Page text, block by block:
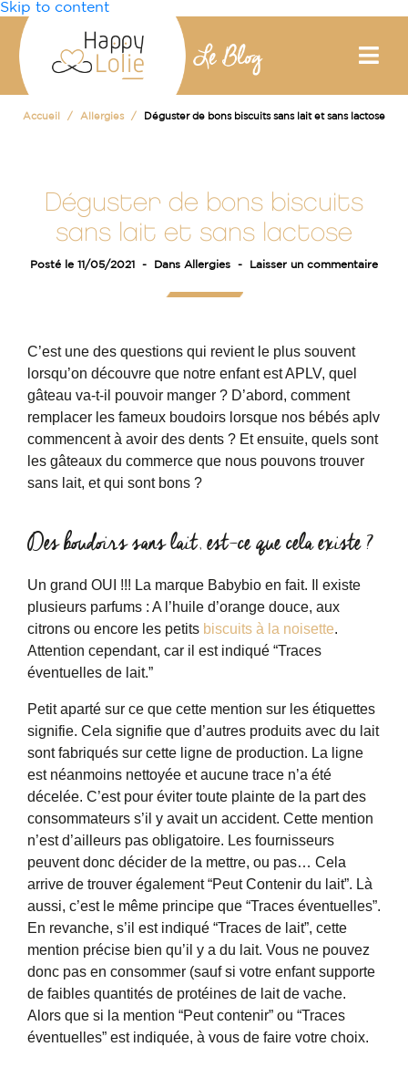
Skip to content
Accueil Allergies Déguster de bons biscuits sans lait et sans lactose
Déguster de bons biscuits
sans lait et sans lactose
Posté le 11/05/2021 Dans Allergies Laisser un commentaire
C’est une des questions qui revient le plus souvent
lorsqu’on découvre que notre enfant est APLV, quel
gâteau va-t-il pouvoir manger ? D’abord, comment
remplacer les fameux boudoirs lorsque nos bébés aplv
commencent à avoir des dents ? Et ensuite, quels sont
les gâteaux du commerce que nous pouvons trouver
sans lait, et qui sont bons ?
Des boudoirs sans lait, est-ce que cela existe ?
Un grand OUI !!! La marque Babybio en fait. Il existe
plusieurs parfums : A l’huile d’orange douce, aux
citrons ou encore les petits biscuits à la noisette.
Attention cependant, car il est indiqué “Traces
éventuelles de lait.”
Petit aparté sur ce que cette mention sur les étiquettes
signifie. Cela signifie que d’autres produits avec du lait
sont fabriqués sur cette ligne de production. La ligne
est néanmoins nettoyée et aucune trace n’a été
décelée. C’est pour éviter toute plainte de la part des
consommateurs s’il y avait un accident. Cette mention
n’est d’ailleurs pas obligatoire. Les fournisseurs
peuvent donc décider de la mettre, ou pas… Cela
arrive de trouver également “Peut Contenir du lait”. Là
aussi, c’est le même principe que “Traces éventuelles”.
En revanche, s’il est indiqué “Traces de lait”, cette
mention précise bien qu’il y a du lait. Vous ne pouvez
donc pas en consommer (sauf si votre enfant supporte
de faibles quantités de protéines de lait de vache.
Alors que si la mention “Peut contenir” ou “Traces
éventuelles” est indiquée, à vous de faire votre choix.